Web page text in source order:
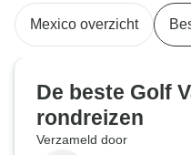
en interessant.
Mexico overzicht
De beste Golf
rondreizen
Verzameld door